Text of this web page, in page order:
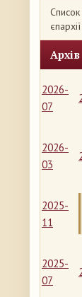
єпархії
Архів
2026-
07
2026-
03
2025-
11
2025-
07